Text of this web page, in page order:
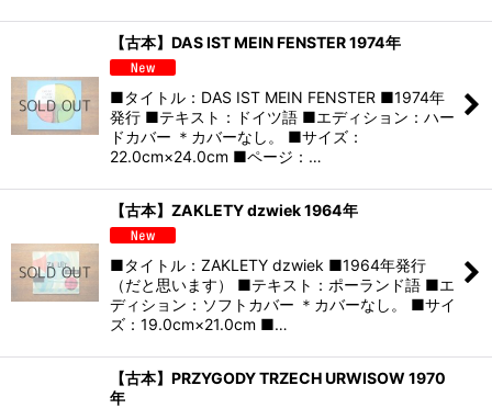
【古本】DAS IST MEIN FENSTER 1974年
■タイトル：DAS IST MEIN FENSTER ■1974年
発行 ■テキスト：ドイツ語 ■エディション：ハー
ドカバー ＊カバーなし。 ■サイズ：
22.0cm×24.0cm ■ページ：…
【古本】ZAKLETY dzwiek 1964年
■タイトル：ZAKLETY dzwiek ■1964年発行
（だと思います） ■テキスト：ポーランド語 ■エ
ディション：ソフトカバー ＊カバーなし。 ■サイ
ズ：19.0cm×21.0cm ■…
【古本】PRZYGODY TRZECH URWISOW 1970
年